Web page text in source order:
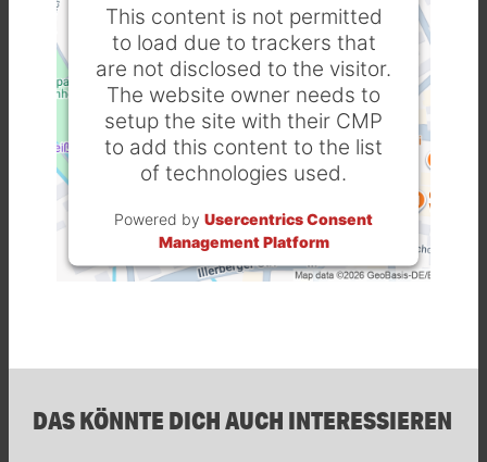
This content is not permitted
to load due to trackers that
are not disclosed to the visitor.
The website owner needs to
setup the site with their CMP
to add this content to the list
of technologies used.
Powered by Usercentrics Consent
Management Platform
DAS KÖNNTE DICH AUCH INTERESSIEREN